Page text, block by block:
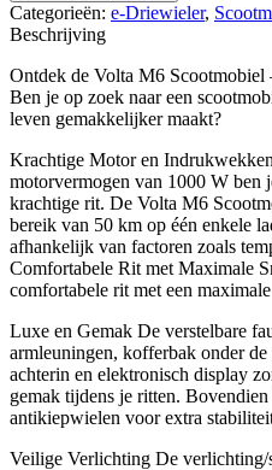
Categorieën: e-Driewieler,
Beschrijving
Ontdek de Volta M6
Ben je op zoek naar een
leven gemakkelijker maakt?
Krachtige Motor en
motorvermogen van 1000 W ben
krachtige rit. De Volta M6
bereik van 50 km op één enkele
afhankelijk van factoren zoals
Comfortabele Rit met Maximale
comfortabele rit met een
Luxe en Gemak De verstelbare
armleuningen, kofferbak onder
achterin en elektronisch display
gemak tijdens je ritten.
antikiepwielen voor extra
Veilige Verlichting De verlichting/